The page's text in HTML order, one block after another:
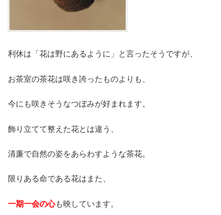
利休は「花は野にあるように」と言ったそうですが、
お茶室の茶花は咲き誇ったものよりも、
今にも咲きそうなつぼみが好まれます。
飾り立てて整えた花とは違う、
清廉で自然の姿をあらわすような茶花。
限りある命である花はまた、
一期一会の心も映しています。